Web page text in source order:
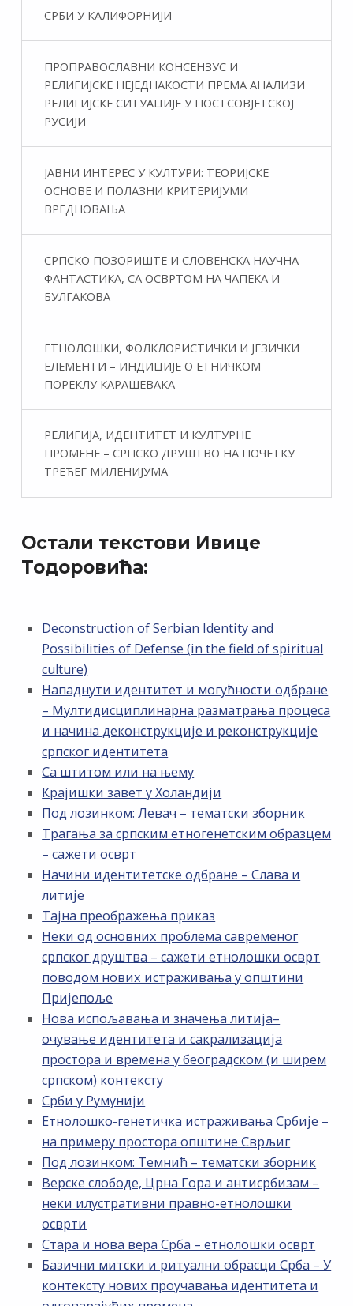
СРБИ У КАЛИФОРНИЈИ
ПРОПРАВОСЛАВНИ КОНСЕНЗУС И
РЕЛИГИЈСКЕ НЕЈЕДНАКОСТИ ПРЕМА АНАЛИЗИ
РЕЛИГИЈСКЕ СИТУАЦИЈЕ У ПОСТСОВЈЕТСКОЈ
РУСИЈИ
ЈАВНИ ИНТЕРЕС У КУЛТУРИ: ТЕОРИЈСКЕ
ОСНОВЕ И ПОЛАЗНИ КРИТЕРИЈУМИ
ВРЕДНОВАЊА
СРПСКО ПОЗОРИШТЕ И СЛОВЕНСКА НАУЧНА
ФАНТАСТИКA, СА ОСВРТОМ НА ЧАПЕКА И
БУЛГАКОВА
ЕТНОЛОШКИ, ФОЛКЛОРИСТИЧКИ И ЈЕЗИЧКИ
ЕЛЕМЕНТИ – ИНДИЦИЈЕ О ЕТНИЧКОМ
ПОРЕКЛУ КАРАШЕВАКА
РЕЛИГИЈА, ИДЕНТИТЕТ И КУЛТУРНЕ
ПРОМЕНЕ – СРПСКО ДРУШТВО НА ПОЧЕТКУ
ТРЕЋЕГ МИЛЕНИЈУМА
Остали текстови Ивице
Тодоровића:
Deconstruction of Serbian Identity and
Possibilities of Defense (in the field of spiritual
culture)
Нападнути идентитет и могућности одбране
– Мултидисциплинарна разматрања процеса
и начина деконструкције и реконструкције
српског идентитета
Са штитом или на њему
Крајишки завет у Холандији
Под лозинком: Левач – тематски зборник
Трагања за српским етногенетским образцем
– сажети осврт
Начини идентитетске одбране – Слава и
литије
Тајна преображења приказ
Неки од основних проблема савременог
српског друштва – сажети етнолошки осврт
поводом нових истраживања у општини
Пријепоље
Нова испољавања и значења литија–
очување идентитета и сакрализација
простора и времена у београдском (и ширем
српском) контексту
Срби у Румунији
Етнолошко-генетичка истраживања Србије –
на примеру простора општине Сврљиг
Под лозинком: Темнић – тематски зборник
Верске слободе, Црна Гора и антисрбизам –
неки илустративни правно-етнолошки
осврти
Стара и нова вера Срба – етнолошки осврт
Базични митски и ритуални обрасци Срба – У
контексту нових проучавања идентитета и